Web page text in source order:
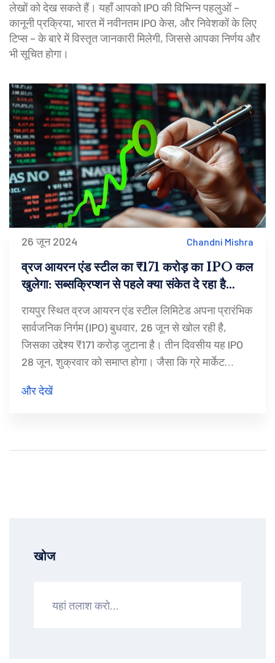
लेखों को देख सकते हैं। यहाँ आपको IPO की विभिन्न पहलुओं –
कानूनी प्रक्रिया, भारत में नवीनतम IPO केस, और निवेशकों के लिए
टिप्स – के बारे में विस्तृत जानकारी मिलेगी, जिससे आपका निर्णय और
भी सूचित होगा।
26 जून 2024 Chandni Mishra
व्रज आयरन एंड स्टील का ₹171 करोड़ का IPO कल
खुलेगा: सब्सक्रिप्शन से पहले क्या संकेत दे रहा है
GMP
रायपुर स्थित व्रज आयरन एंड स्टील लिमिटेड अपना प्रारंभिक
सार्वजनिक निर्गम (IPO) बुधवार, 26 जून से खोल रही है,
जिसका उद्देश्य ₹171 करोड़ जुटाना है। तीन दिवसीय यह IPO
28 जून, शुक्रवार को समाप्त होगा। जैसा कि ग्रे मार्केट
शेयर कारोबार कर रहे हैं। कंपनी अपनी वित्तीय प्रदर्शन में
और देखें
खोज